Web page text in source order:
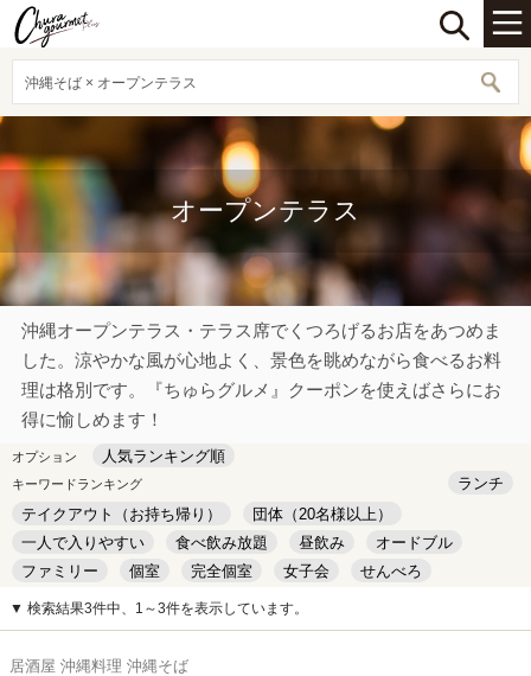
沖縄そば × オープンテラス
オープンテラス
沖縄オープンテラス・テラス席でくつろげるお店をあつめま
した。涼やかな風が心地よく、景色を眺めながら食べるお料
理は格別です。『ちゅらグルメ』クーポンを使えばさらにお
得に愉しめます！
オプション 人気ランキング順
キーワードランキング
ランチ
テイクアウト（お持ち帰り）
団体（20名様以上）
一人で入りやすい
食べ飲み放題 昼飲み
オードブル
ファミリー
個室 完全個室 女子会
せんべろ
キッズルーム
安い デート
▼ 検索結果3件中、1～3件を表示しています。
居酒屋 沖縄料理 沖縄そば